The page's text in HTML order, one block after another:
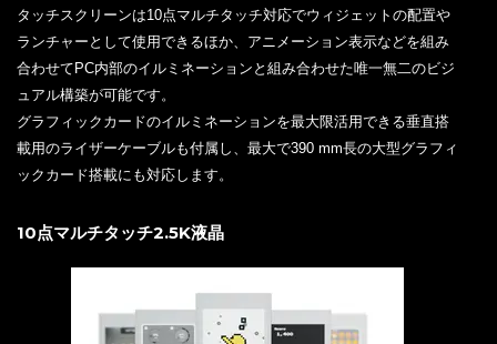
タッチスクリーンは10点マルチタッチ対応でウィジェットの配置や
ランチャーとして使用できるほか、アニメーション表示などを組み
合わせてPC内部のイルミネーションと組み合わせた唯一無二のビジ
ュアル構築が可能です。
グラフィックカードのイルミネーションを最大限活用できる垂直搭
載用のライザーケーブルも付属し、最大で390 mm長の大型グラフィ
ックカード搭載にも対応します。
10点マルチタッチ2.5K液晶